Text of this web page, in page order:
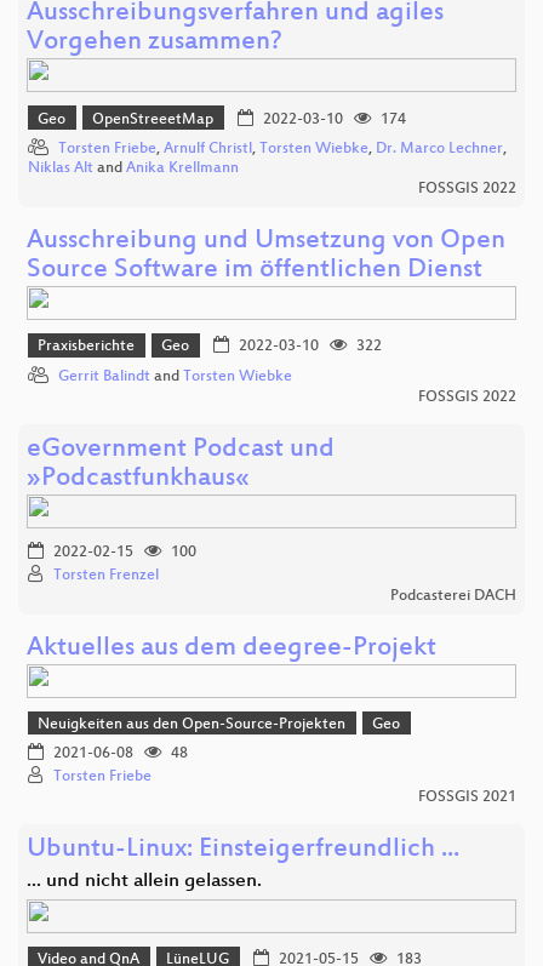
Ausschreibungsverfahren und agiles
Vorgehen zusammen?
Geo OpenStreeetMap 2022-03-10
174
Torsten Friebe, Arnulf Christl, Torsten Wiebke, Dr. Marco Lechner,
Niklas Alt and Anika Krellmann
FOSSGIS 2022
Ausschreibung und Umsetzung von Open
Source Software im öffentlichen Dienst
Praxisberichte Geo 2022-03-10
322
Gerrit Balindt and Torsten Wiebke
FOSSGIS 2022
eGovernment Podcast und
»Podcastfunkhaus«
2022-02-15
100
Torsten Frenzel
Podcasterei DACH
Aktuelles aus dem deegree-Projekt
Neuigkeiten aus den Open-Source-Projekten
Geo
2021-06-08
48
Torsten Friebe
FOSSGIS 2021
Ubuntu-Linux: Einsteigerfreundlich ...
... und nicht allein gelassen.
Video and QnA LüneLUG 2021-05-15 183